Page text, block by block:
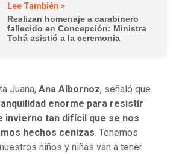
Lee También >
Realizan homenaje a carabinero
fallecido en Concepción: Ministra
Tohá asistió a la ceremonia
Juana, Ana Albornoz, señaló que
enorme para resistir
invierno tan difícil que se nos
hechos cenizas. Tenemos
niños y niñas van a tener